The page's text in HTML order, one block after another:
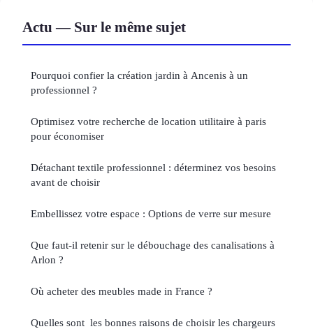
Actu — Sur le même sujet
Pourquoi confier la création jardin à Ancenis à un
professionnel ?
Optimisez votre recherche de location utilitaire à paris
pour économiser
Détachant textile professionnel : déterminez vos besoins
avant de choisir
Embellissez votre espace : Options de verre sur mesure
Que faut-il retenir sur le débouchage des canalisations à
Arlon ?
Où acheter des meubles made in France ?
Quelles sont les bonnes raisons de choisir les chargeurs